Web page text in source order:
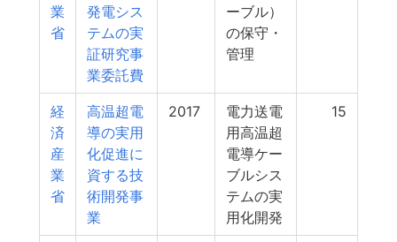
業
省
発電シス
テムの実
証研究事
業委託費
ーブル）
の保守・
管理
経
済
産
業
省
高温超電
導の実用
化促進に
資する技
術開発事
業
2017
電力送電
用高温超
電導ケー
ブルシス
テムの実
用化開発
15